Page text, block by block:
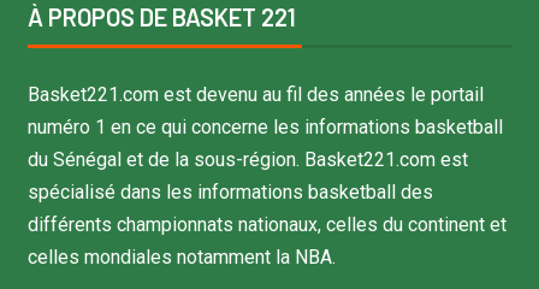
À PROPOS DE BASKET 221
Basket221.com est devenu au fil des années le portail
numéro 1 en ce qui concerne les informations basketball
du Sénégal et de la sous-région. Basket221.com est
spécialisé dans les informations basketball des
différents championnats nationaux, celles du continent et
celles mondiales notamment la NBA.